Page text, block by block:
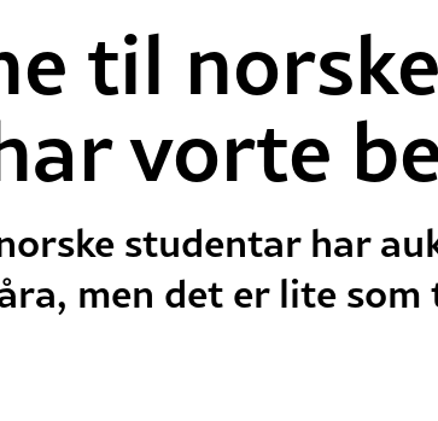
til norske
vorte
studentar har
men det er lite som